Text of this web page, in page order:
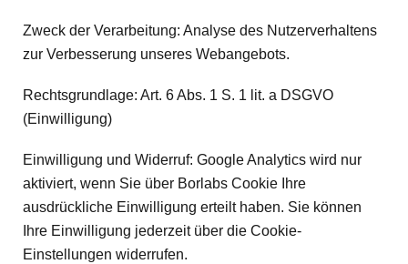
Zweck der Verarbeitung: Analyse des Nutzerverhaltens
zur Verbesserung unseres Webangebots.
Rechtsgrundlage: Art. 6 Abs. 1 S. 1 lit. a DSGVO
(Einwilligung)
Einwilligung und Widerruf: Google Analytics wird nur
aktiviert, wenn Sie über Borlabs Cookie Ihre
ausdrückliche Einwilligung erteilt haben. Sie können
Ihre Einwilligung jederzeit über die Cookie-
Einstellungen widerrufen.